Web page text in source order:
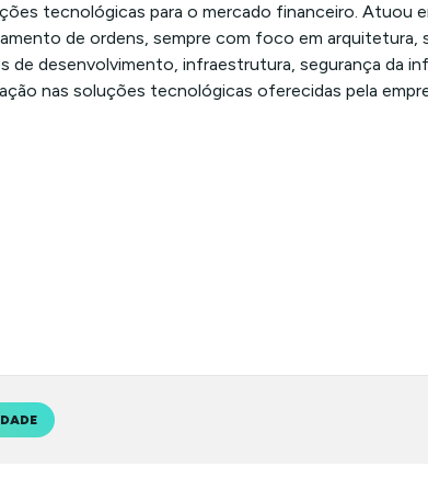
tecnológicas para o mercado financeiro. Atuou
de ordens, sempre com foco em arquitetura,
de desenvolvimento, infraestrutura, segurança da
nas soluções tecnológicas oferecidas pela